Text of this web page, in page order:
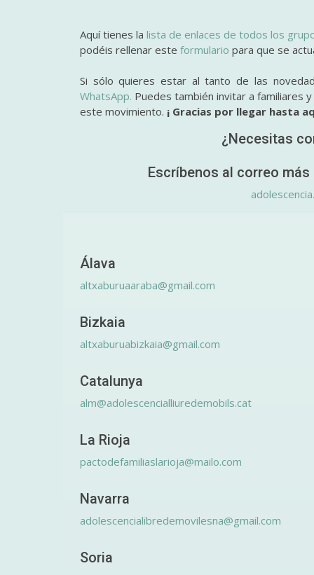
Aquí tienes lalista de enlaces de todos los
podéis rellenar este formulario para que se
Si sólo quieres estar al tanto de las
WhatsApp. Puedes también invitar a familiares
este movimiento. ¡ Gracias por llegar hasta
¿Necesitas
Escríbenos al correo
Álava
altxaburuaaraba@gmail.com
Bizkaia
altxaburuabizkaia@gmail.com
Catalunya
alm@adolescencialliuredemobils.cat
La Rioja
pactodefamiliaslarioja@mailo.com
Navarra
adolescencialibredemovilesna@gmail.com
Soria